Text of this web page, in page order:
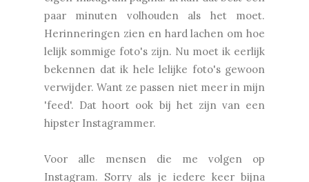
paar minuten volhouden als het moet.
Herinneringen zien en hard lachen om hoe
lelijk sommige foto's zijn. Nu moet ik eerlijk
bekennen dat ik hele lelijke foto's gewoon
verwijder. Want ze passen niet meer in mijn
'feed'. Dat hoort ook bij het zijn van een
hipster Instagrammer.
Voor alle mensen die me volgen op
Instagram. Sorry als je iedere keer bijna